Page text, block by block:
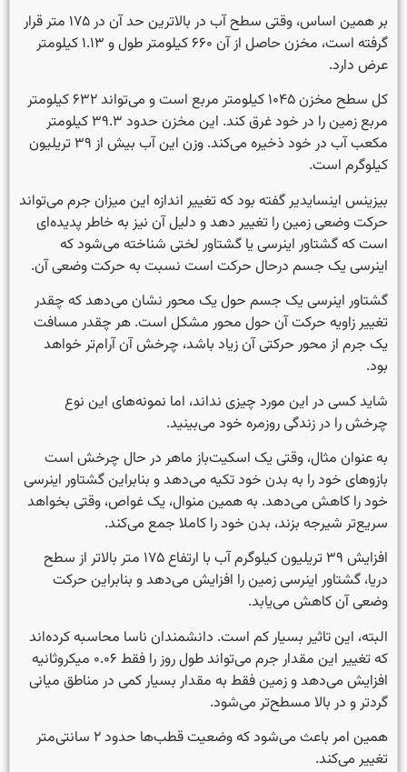
بر همین اساس، وقتی سطح آب در بالاترین حد آن در ۱۷۵ متر قرار
گرفته است، مخزن حاصل از آن ۶۶۰ کیلومتر طول و ۱.۱۳ کیلومتر
عرض دارد.
کل سطح مخزن ۱۰۴۵ کیلومتر مربع است و می‌تواند ۶۳۲ کیلومتر
مربع زمین را در خود غرق کند. این مخزن حدود ۳۹.۳ کیلومتر
مکعب آب در خود ذخیره می‌کند. وزن این آب بیش از ۳۹ تریلیون
کیلوگرم است.
بیزینس اینسایدیر گفته بود که تغییر اندازه این میزان جرم می‌تواند
حرکت وضعی زمین را تغییر دهد و دلیل آن نیز به خاطر پدیده‌ای
است که گشتاور اینرسی یا گشتاور لختی شناخته می‌شود که
اینرسی یک جسم درحال حرکت است نسبت به حرکت وضعی آن.
گشتاور اینرسی یک جسم حول یک محور نشان می‌دهد که چقدر
تغییر زاویه حرکت آن حول محور مشکل است. هر چقدر مسافت
یک جرم از محور حرکتی آن زیاد باشد، چرخش آن آرام‌تر خواهد
بود.
شاید کسی در این مورد چیزی نداند، اما نمونه‌های این نوع
چرخش را در زندگی روزمره خود می‌بینید.
به عنوان مثال، وقتی یک اسکیت‌باز ماهر در حال چرخش است
بازوهای خود را به بدن خود تکیه می‌دهد و بنابراین گشتاور اینرسی
خود را کاهش می‌دهد. به همین منوال، یک غواص، وقتی بخواهد
سریع‌تر شیرجه بزند، بدن خود را کاملا جمع می‌کند.
افزایش ۳۹ تریلیون کیلوگرم آب با ارتفاع ۱۷۵ متر بالاتر از سطح
دریا، گشتاور اینرسی زمین را افزایش می‌دهد و بنابراین حرکت
وضعی آن کاهش می‌یابد.
البته، این تاثیر بسیار کم است. دانشمندان ناسا محاسبه کرده‌اند
که تغییر این مقدار جرم می‌تواند طول روز را فقط ۰.۰۶ میکروثانیه
افزایش می‌دهد و زمین فقط به مقدار بسیار کمی در مناطق میانی
گردتر و در بالا مسطح‌تر می‌شود.
همین امر باعث می‌شود که وضعیت قطب‌ها حدود ۲ سانتی‌متر
تغییر می‌کند.